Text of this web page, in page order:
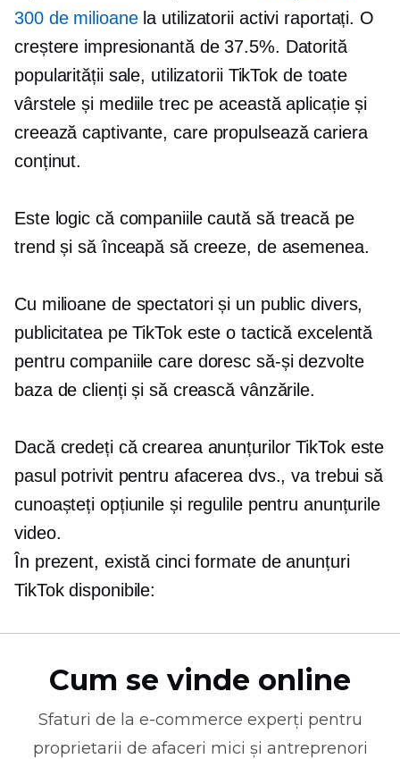
300 de milioanela utilizatorii activi raportați. O
creștere impresionantă de 37.5%. Datorită
popularității sale, utilizatorii TikTok de toate
vârstele și mediile trec pe această aplicație și
creează captivante, care propulsează cariera
conținut.
Este logic că companiile caută să treacă pe
trend și să înceapă să creeze, de asemenea.
Cu milioane de spectatori și un public divers,
publicitatea pe TikTok este o tactică excelentă
pentru companiile care doresc să-și dezvolte
baza de clienți și să crească vânzările.
Dacă credeți că crearea anunțurilor TikTok este
pasul potrivit pentru afacerea dvs., va trebui să
cunoașteți opțiunile și regulile pentru anunțurile
video.
În prezent, există cinci formate de anunțuri
TikTok disponibile:
Cum se vinde online
Sfaturi de la e-commerce experți pentru
proprietarii de afaceri mici și antreprenori